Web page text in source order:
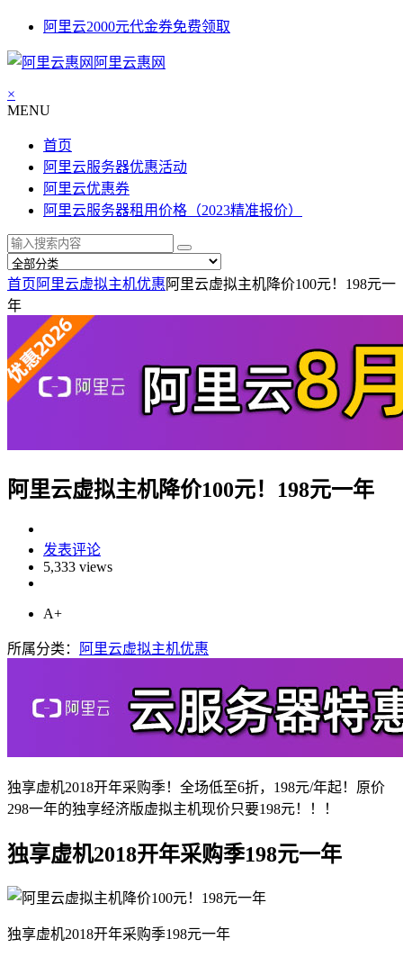
阿里云2000元代金券免费领取
阿里云惠网
×
MENU
首页
阿里云服务器优惠活动
阿里云优惠券
阿里云服务器租用价格（2023精准报价）
首页 阿里云虚拟主机优惠 阿里云虚拟主机降价100元！198元一
年
阿里云虚拟主机降价100元！198元一年
发表评论
5,333 views
A+
所属分类： 阿里云虚拟主机优惠
独享虚机2018开年采购季！全场低至6折，198元/年起！原价
298一年的独享经济版虚拟主机现价只要198元！！！
独享虚机2018开年采购季198元一年
独享虚机2018开年采购季198元一年